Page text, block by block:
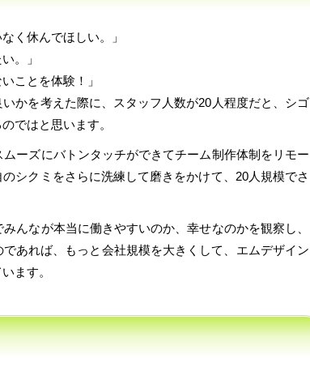
く休んでほしい。」
。」
ことを体験！」
かを考えた際に、スタッフ人数が20人程度だと、シゴ
ではと思います。
ーズにバトンタッチができてチーム制作体制をリモー
シクミをさらに洗練して磨きをかけて、20人規模でさ
んなが本当に働きやすいのか、幸せなのかを観察し、
あれば、もっと会社規模を大きくして、エムデザイン
ます。